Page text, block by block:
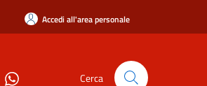
Accedi all'area personale
Cerca